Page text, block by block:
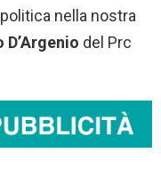
nella nostra
del Prc